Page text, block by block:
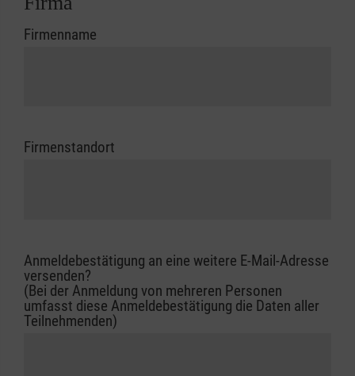
Firmenname
Firmenstandort
Anmeldebestätigung an eine weitere E-Mail-Adresse
versenden?
(Bei der Anmeldung von mehreren Personen
umfasst diese Anmeldebestätigung die Daten aller
Teilnehmenden)